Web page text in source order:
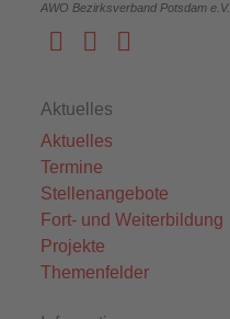
AWO Bezirksverband Potsdam e.V.
Aktuelles
Aktuelles
Termine
Stellenangebote
Fort- und Weiterbildung
Projekte
Themenfelder